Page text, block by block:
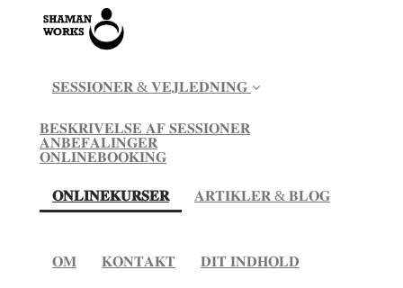
𝐒𝐄𝐒𝐒𝐈𝐎𝐍𝐄𝐑 & 𝐕𝐄𝐉𝐋𝐄𝐃𝐍𝐈𝐍𝐆
𝐁𝐄𝐒𝐊𝐑𝐈𝐕𝐄𝐋𝐒𝐄 𝐀𝐅 𝐒𝐄𝐒𝐒𝐈𝐎𝐍𝐄𝐑
𝐀𝐍𝐁𝐄𝐅𝐀𝐋𝐈𝐍𝐆𝐄𝐑
𝐎𝐍𝐋𝐈𝐍𝐄𝐁𝐎𝐎𝐊𝐈𝐍𝐆
𝐎𝐍𝐋𝐈𝐍𝐄𝐊𝐔𝐑𝐒𝐄𝐑(current)𝐀𝐑𝐓𝐈𝐊𝐋𝐄𝐑 & 𝐁𝐋𝐎𝐆
𝐎𝐌 𝐊𝐎𝐍𝐓𝐀𝐊𝐓 𝐃𝐈𝐓 𝐈𝐍𝐃𝐇𝐎𝐋𝐃